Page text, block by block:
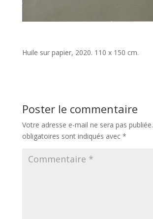
Huile sur papier, 2020. 110 x 150 cm.
Poster le commentaire
Votre adresse e-mail ne sera pas publiée.
obligatoires sont indiqués avec *